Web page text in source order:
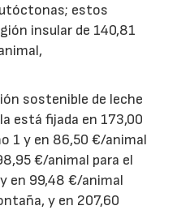
estos
insular de 140,81
sostenible de leche
está fijada en 173,00
1 y en 86,50 €/animal
€/animal para el
en 99,48 €/animal
y en 207,60